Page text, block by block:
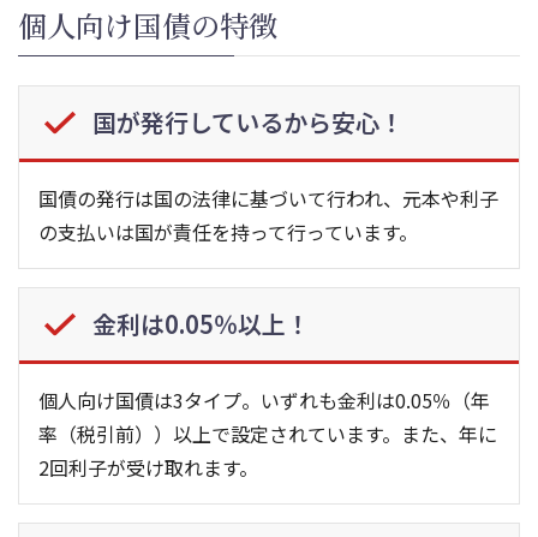
個人向け国債の特徴
国が発行しているから安心！
国債の発行は国の法律に基づいて行われ、元本や利子
の支払いは国が責任を持って行っています。
金利は0.05％以上！
個人向け国債は3タイプ。いずれも金利は0.05％（年
率（税引前））以上で設定されています。また、年に
2回利子が受け取れます。